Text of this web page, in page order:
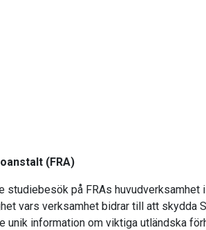
(FRA)
studiebesök på FRAs huvudverksamhet
vars verksamhet bidrar till att skydda
unik information om viktiga utländska